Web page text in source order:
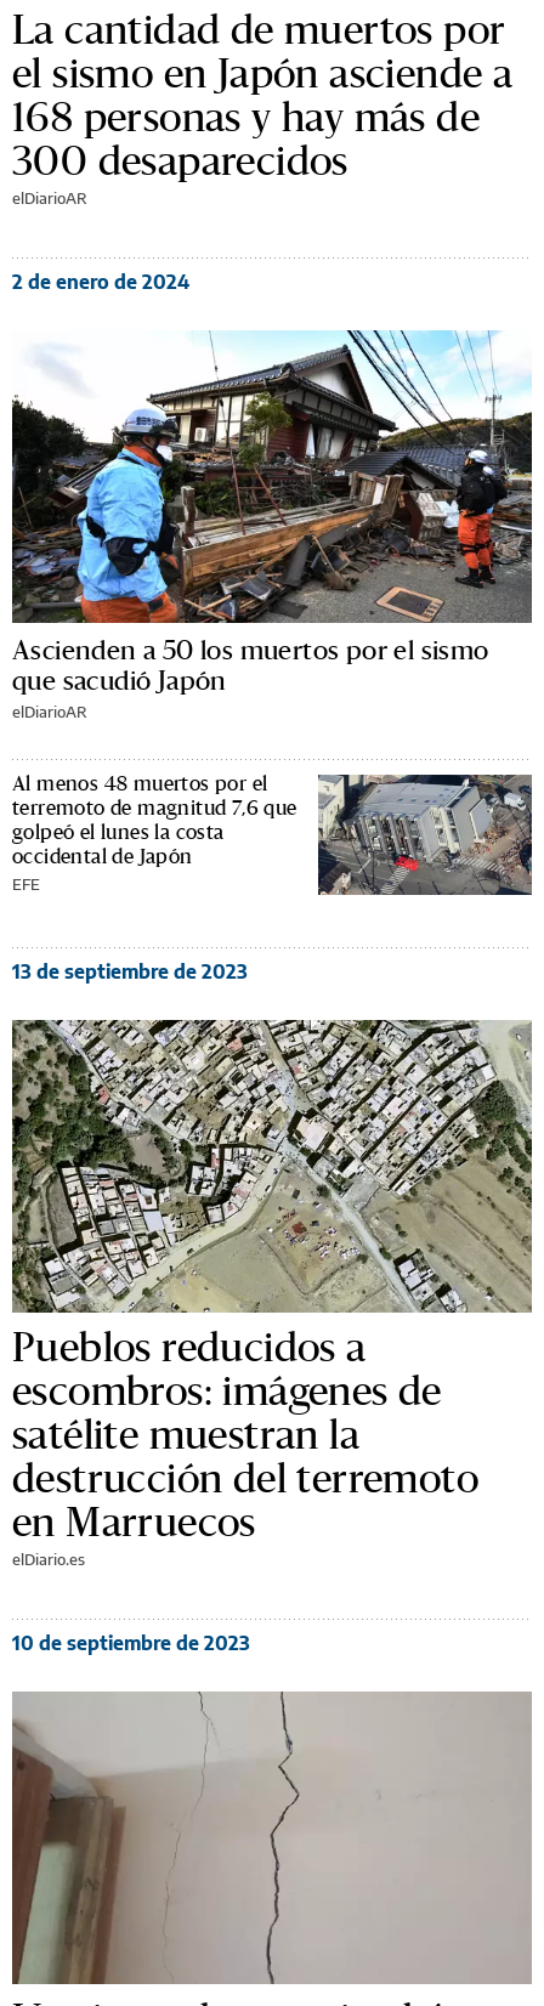
La cantidad de muertos por
el sismo en Japón asciende a
168 personas y hay más de
300 desaparecidos
elDiarioAR
2 de enero de 2024
Ascienden a 50 los muertos por el sismo
que sacudió Japón
elDiarioAR
Al menos 48 muertos por el
terremoto de magnitud 7,6 que
golpeó el lunes la costa
occidental de Japón
EFE
13 de septiembre de 2023
Pueblos reducidos a
escombros: imágenes de
satélite muestran la
destrucción del terremoto
en Marruecos
elDiario.es
10 de septiembre de 2023